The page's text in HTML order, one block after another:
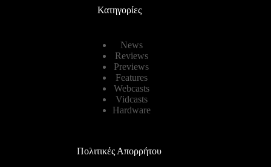
Κατηγορίες
News
Reviews
Previews
Features
Webcasts
Vidcasts
Hardware
Πολιτικές Απορρήτου